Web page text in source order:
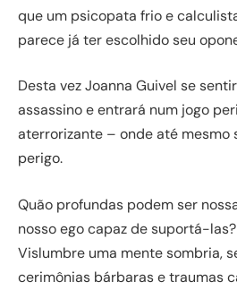
que um psicopata frio e
parece já ter escolhido seu
Desta vez Joanna Guivel se
assassino e entrará num jogo
aterrorizante – onde até mesmo
perigo.
Quão profundas podem ser
nosso ego capaz de suportá-las?
Vislumbre uma mente sombria,
cerimônias bárbaras e traumas